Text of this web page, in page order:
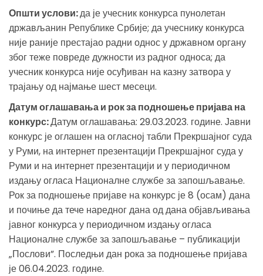
Општи услови:да је учесник конкурса пунолетан
држављанин Републике Србије; да учеснику конкурса
није раније престајао радни однос у државном органу
због теже повреде дужности из радног односа; да
учесник конкурса није осуђиван на казну затвора у
трајању од најмање шест месеци.
Датум оглашавања и рок за подношење пријава на
конкурс:Датум оглашавања: 29.03.2023. године. Јавни
конкурс је оглашен на огласној табли Прекршајног суда
у Руми, на интернет презентацији Прекршајног суда у
Руми и на интернет презентацији и у периодичном
издању огласа Националне службе за запошљавање.
Рок за подношење пријаве на конкурс је 8 (осам) дана
и почиње да тече наредног дана од дана објављивања
јавног конкурса у периодичном издању огласа
Националне службе за запошљавање – публикацији
„Послови”. Последњи дан рока за подношење пријава
је 06.04.2023. године.